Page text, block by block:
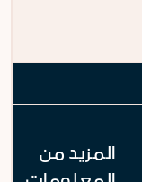
المزيد من